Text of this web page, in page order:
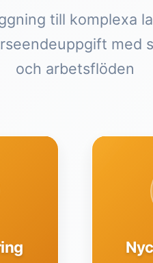
till komplexa
med
och arbetsflöden